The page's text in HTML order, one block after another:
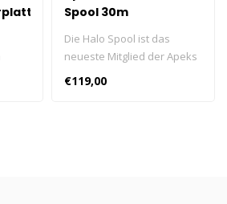
Spool 30m
Die Halo Spool ist das
neueste Mitglied der Apeks
Lifeline Spool-Familie und
eine echte Innovation auf
€119,00